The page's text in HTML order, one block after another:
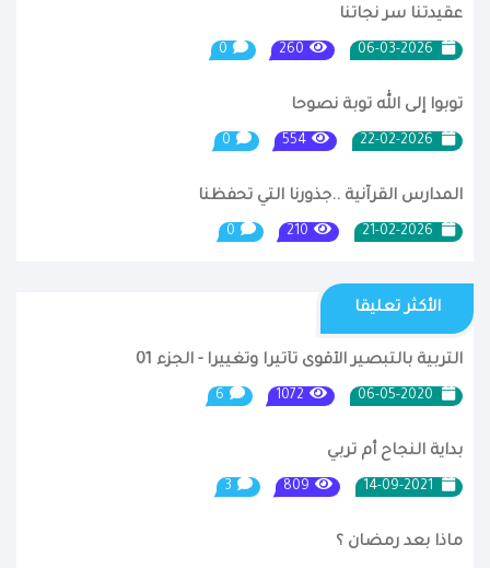
عقيدتنا سر نجاتنا
260
0
توبوا إلى الله توبة نصوحا
554
0
المدارس القرآنية ..جذورنا التي تحفظنا
210
0
الأكثر تعليقا
التربية بالتبصير الأقوى تأثيرا وتغييرا - الجزء 01
1072
6
بداية النجاح أم تربي
809
3
ماذا بعد رمضان ؟